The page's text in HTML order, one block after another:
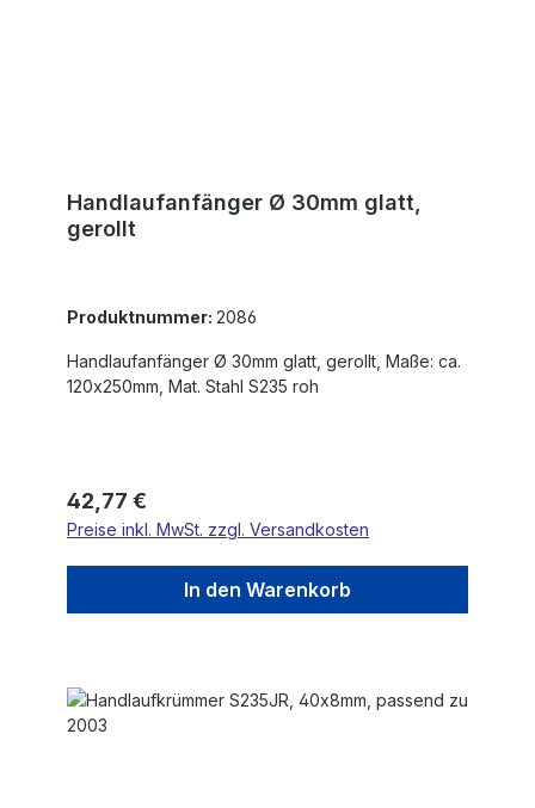
Handlaufanfänger Ø 30mm glatt,
gerollt
Produktnummer: 2086
Handlaufanfänger Ø 30mm glatt, gerollt, Maße: ca.
120x250mm, Mat. Stahl S235 roh
Regulärer Preis:
42,77 €
Preise inkl. MwSt. zzgl. Versandkosten
In den Warenkorb